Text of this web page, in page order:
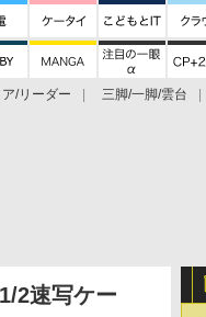
ア/リーダー 三脚/一脚/雲台
2速写ケー